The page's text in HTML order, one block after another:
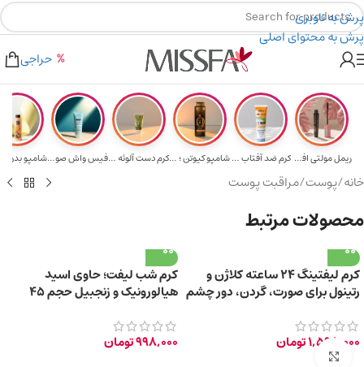
پرش به ناوبری
پرش به محتوای اصلی
۲٪ تخفیف روی سبد خرید برای روش کارت به کارت
هدیه برای خرید های بالای ۵ میلیون تومن
حراجی
ریمل مولتی افکت... کرم ضد آفتاب حا... شامپو کیوتن ؛ م... کرم دست آلوئه و... فیس واش صورت آک...شامپو بدن
خانه/پوست/مراقبت پوست
محصولات مرتبط
کرم لیفتینگ ۲۴ ساعته کلاژن و
رتینول برای صورت، گردن، دور چشم
1,598,000تومان
کرم شب لیفت؛ حاوی اسید
هیالورونیک و زنجبیل حجم 45
998,000تومان
برای بزرگ‌نمایی کلیک کنید